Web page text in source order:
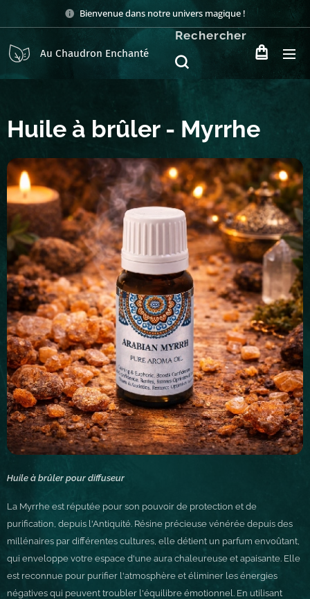
Bienvenue dans notre univers magique !
Au Chaudron Enchanté
Rechercher
Huile à brûler - Myrrhe
Huile à brûler pour diffuseur
La Myrrhe est réputée pour son pouvoir de protection et de
purification, depuis l'Antiquité. Résine précieuse vénérée depuis des
millénaires par différentes cultures, elle détient un parfum envoûtant,
qui enveloppe votre espace d'une aura chaleureuse et apaisante. Elle
est reconnue pour purifier l'atmosphère et éliminer les énergies
négatives qui peuvent troubler l'équilibre émotionnel. En utilisant